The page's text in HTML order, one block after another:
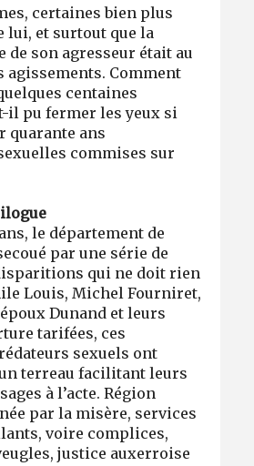
certaines bien plus
lui, et surtout que la
son agresseur était au
agissements. Comment
centaines
il pu fermer les yeux si
quarante ans
commises sur
le département de
par une série de
qui ne doit rien
Louis, Michel Fourniret,
Dunand et leurs
tarifées, ces
sexuels ont
terreau facilitant leurs
à l’acte. Région
par la misère, services
voire complices,
justice auxerroise